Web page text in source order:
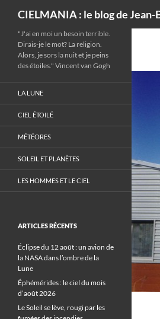
CIELMANIA : le blog de
"J'ai en moi un besoin terrible.
Dirais-je le mot? La religion.
Alors, je sors la nuit et je peins
des étoiles." Vincent van Gogh
LA LUNE
CIEL ÉTOILÉ
MÉTÉORES
SOLEIL ET PLANÈTES
LES HOMMES ET LE CIEL
ARTICLES RÉCENTS
Éclipse du 12 août : un avion de
la NASA dans l’ombre de la
Lune
Éphémérides : le ciel du mois
d’août 2026
Le Soleil se lève, rougi par les